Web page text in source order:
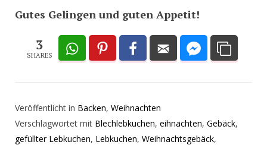
Gutes Gelingen und guten Appetit!
3
SHARES
Veröffentlicht in Backen, Weihnachten
Verschlagwortet mit Blechlebkuchen, eihnachten, Gebäck,
gefüllter Lebkuchen, Lebkuchen, Weihnachtsgebäck,